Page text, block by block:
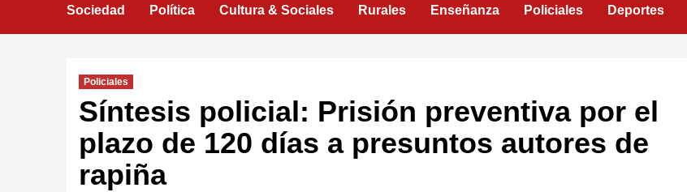
Sociedad Política Cultura & Sociales Rurales Enseñanza Policiales Deportes
Policiales
Síntesis policial: Prisión preventiva por el
plazo de 120 días a presuntos autores de
rapiña